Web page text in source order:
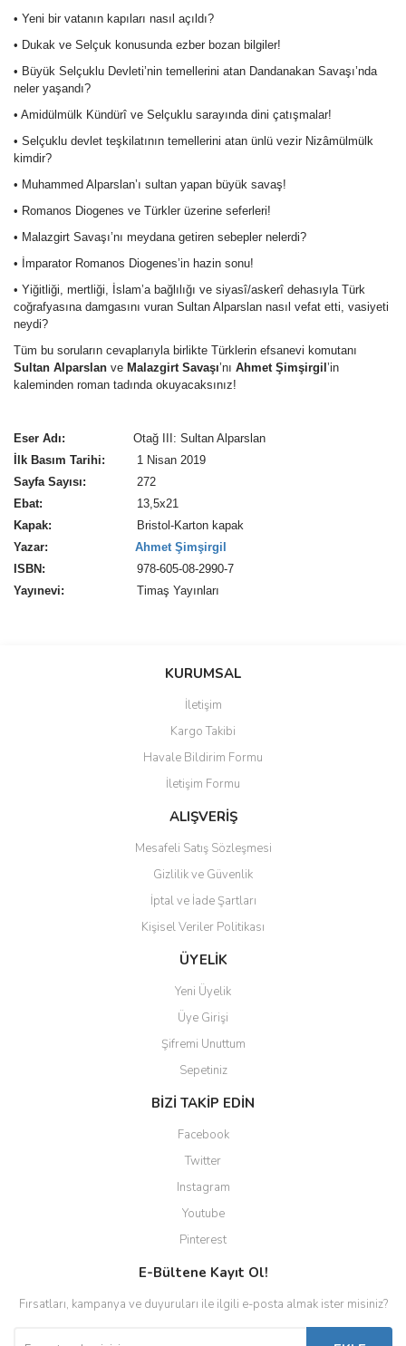
• Yeni bir vatanın kapıları nasıl açıldı?
• Dukak ve Selçuk konusunda ezber bozan bilgiler!
• Büyük Selçuklu Devleti’nin temellerini atan Dandanakan Savaşı’nda
neler yaşandı?
• Amidülmülk Kündürî ve Selçuklu sarayında dini çatışmalar!
• Selçuklu devlet teşkilatının temellerini atan ünlü vezir Nizâmülmülk
kimdir?
• Muhammed Alparslan’ı sultan yapan büyük savaş!
• Romanos Diogenes ve Türkler üzerine seferleri!
• Malazgirt Savaşı’nı meydana getiren sebepler nelerdi?
• İmparator Romanos Diogenes’in hazin sonu!
• Yiğitliği, mertliği, İslam’a bağlılığı ve siyasî/askerî dehasıyla Türk
coğrafyasına damgasını vuran Sultan Alparslan nasıl vefat etti, vasiyeti
neydi?
Tüm bu soruların cevaplarıyla birlikte Türklerin efsanevi komutanı
Sultan Alparslan ve Malazgirt Savaşı’nı Ahmet Şimşirgil ’in
kaleminden roman tadında okuyacaksınız!
Eser Adı:
Otağ III: Sultan Alparslan
İlk Basım Tarihi:
1 Nisan 2019
Sayfa Sayısı:
272
Ebat:
13,5x21
Kapak:
Bristol-Karton kapak
Yazar:
Ahmet Şimşirgil
ISBN:
978-605-08-2990-7
Yayınevi:
Timaş Yayınları
Bu ürüne ilk yorumu siz yapın!
Ürün resmi kalitesiz, bozuk veya görüntülenemiyor.
Ürün açıklamasında eksik bilgiler bulunuyor.
Ürün bilgilerinde hatalar bulunuyor.
Ürün fiyatı diğer sitelerden daha pahalı.
Gönder
KURUMSAL
İletişim
Kargo Takibi
Havale Bildirim Formu
İletişim Formu
ALIŞVERİŞ
Mesafeli Satış Sözleşmesi
Gizlilik ve Güvenlik
İptal ve İade Şartları
Kişisel Veriler Politikası
ÜYELİK
Yeni Üyelik
Üye Girişi
Şifremi Unuttum
Sepetiniz
BİZİ TAKİP EDİN
Facebook
Twitter
Instagram
Youtube
Pinterest
E-Bültene Kayıt Ol!
Fırsatları, kampanya ve duyuruları ile ilgili e-posta almak ister misiniz?